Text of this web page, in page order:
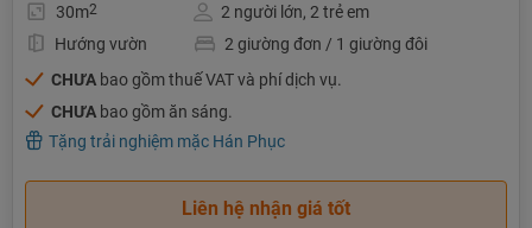
30m2
2 người lớn, 2 trẻ em
Hướng vườn
2 giường đơn / 1 giường đôi
CHƯA bao gồm thuế VAT và phí dịch vụ.
CHƯA bao gồm ăn sáng.
Tặng trải nghiệm mặc Hán Phục
Liên hệ nhận giá tốt